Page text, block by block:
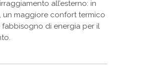
all’esterno: in
un maggiore confort termico
fabbisogno di energia per il